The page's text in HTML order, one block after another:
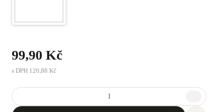
99,90 Kč
s DPH 120,88 Kč